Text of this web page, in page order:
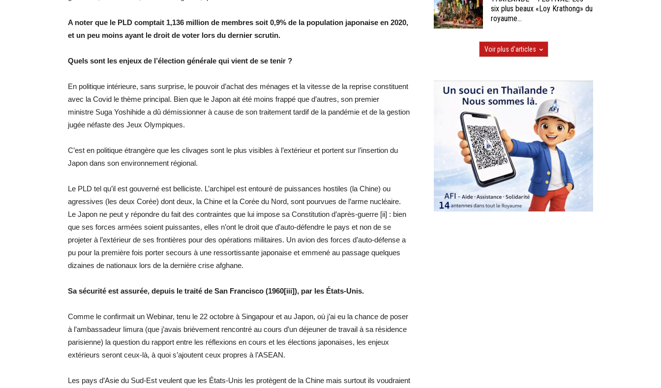
A noter que le PLD comptait 1,136 million de membres soit 0,9% de la population japonaise en 2020,
et un peu moins ayant le droit de voter lors du dernier scrutin.
Quels sont les enjeux de l’élection générale qui vient de se tenir ?
En politique intérieure, sans surprise, le pouvoir d’achat des ménages et la vitesse de la reprise constituent
avec la Covid le thème principal. Bien que le Japon ait été moins frappé que d’autres, son premier
ministre Suga Yoshihide a dû démissionner à cause de son traitement tardif de la pandémie et de la gestion
jugée néfaste des Jeux Olympiques.
C’est en politique étrangère que les clivages sont le plus visibles à l’extérieur et portent sur l’insertion du
Japon dans son environnement régional.
Le PLD tel qu’il est gouverné est belliciste. L’archipel est entouré de puissances hostiles (la Chine) ou
agressives (les deux Corée) dont deux, la Chine et la Corée du Nord, sont pourvues de l’arme nucléaire.
Le Japon ne peut y répondre du fait des contraintes que lui impose sa Constitution d’après-guerre [ii] : bien
que ses forces armées soient puissantes, elles n’ont le droit que d’auto-défendre le pays et non de se
projeter à l’extérieur de ses frontières pour des opérations militaires. Un avion des forces d’auto-défense a
pu pour la première fois porter secours à une ressortissante japonaise et emmené au passage quelques
dizaines de nationaux lors de la dernière crise afghane.
Sa sécurité est assurée, depuis le traité de San Francisco (1960[iii]), par les États-Unis.
Comme le confirmait un Webinar, tenu le 22 octobre à Singapour et au Japon, où j’ai eu la chance de poser
à l’ambassadeur Iimura (que j’avais brièvement rencontré au cours d’un déjeuner de travail à sa résidence
parisienne) la question du rapport entre les réflexions en cours et les élections japonaises, les enjeux
extérieurs seront ceux-là, à quoi s’ajoutent ceux propres à l’ASEAN.
Les pays d’Asie du Sud-Est veulent que les États-Unis les protègent de la Chine mais surtout ils voudraient
six plus beaux «Loy Krathong» du
royaume...
Voir plus d'articles